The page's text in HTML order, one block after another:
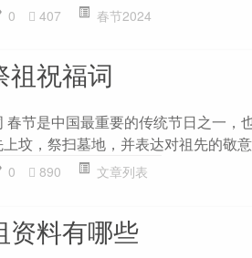
0 407 春节2024
祖祝福词
春节是中国最重要的传统节日之一，
坟，祭扫墓地，并表达对祖先的敬
0 890 文章列表
资料有哪些